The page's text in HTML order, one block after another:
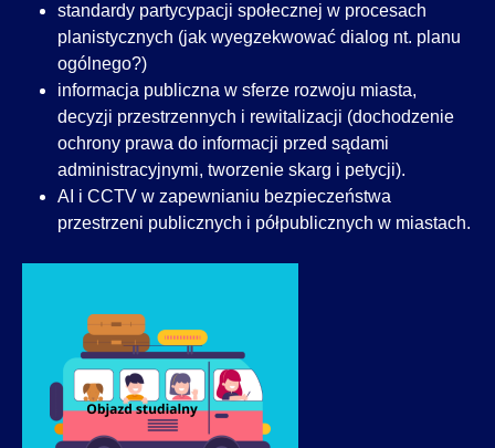
standardy partycypacji społecznej w procesach
planistycznych (jak wyegzekwować dialog nt. planu
ogólnego?)
informacja publiczna w sferze rozwoju miasta,
decyzji przestrzennych i rewitalizacji (dochodzenie
ochrony prawa do informacji przed sądami
administracyjnymi, tworzenie skarg i petycji).
AI i CCTV w zapewnianiu bezpieczeństwa
przestrzeni publicznych i półpublicznych w miastach.